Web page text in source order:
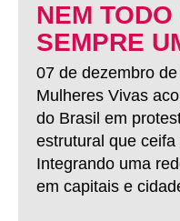
NEM
SEMPRE
07 de dezembro
Mulheres Vivas
do Brasil em
estrutural que
Integrando uma
em capitais e